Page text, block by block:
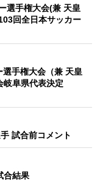
選手権大会(兼 天皇
回全日本サッカー
手権大会（兼 天皇
岐阜県代表決定
試合前コメント
合結果